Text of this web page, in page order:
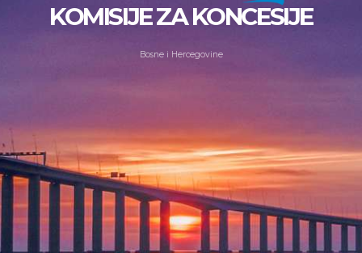
KOMISIJE ZA KONCESIJE
Bosne i Hercegovine